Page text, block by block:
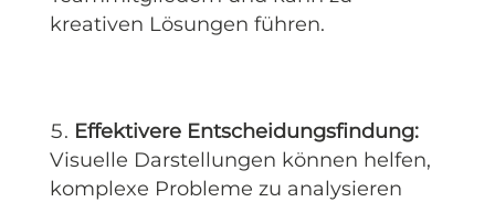
kreativen Lösungen führen.
Effektivere Entscheidungsfindung:
Visuelle Darstellungen können helfen,
komplexe Probleme zu analysieren